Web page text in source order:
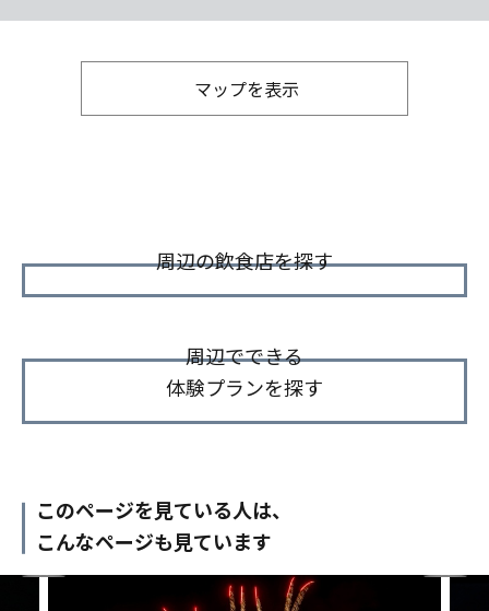
マップを表示
周辺の飲食店を探す
周辺でできる
体験プランを探す
このページを見ている人は、
こんなページも見ています